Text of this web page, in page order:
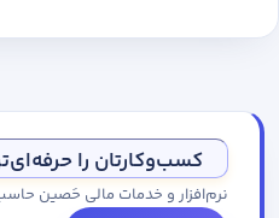
کسب‌وکارتان را
نرم‌افزار و خدمات مالی حَصین